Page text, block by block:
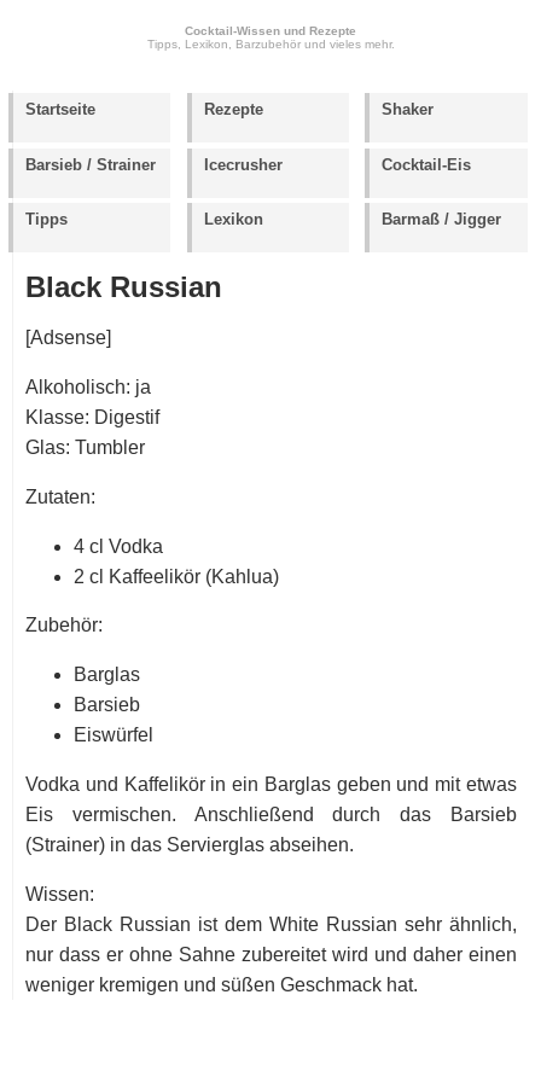
Cocktail-Wissen und Rezepte
Tipps, Lexikon, Barzubehör und vieles mehr.
Startseite Rezepte Shaker
Barsieb / Strainer Icecrusher Cocktail-Eis
Tipps Lexikon Barmaß / Jigger
Black Russian
[Adsense]
Alkoholisch: ja
Klasse: Digestif
Glas: Tumbler
Zutaten:
4 cl Vodka
2 cl Kaffeelikör (Kahlua)
Zubehör:
Barglas
Barsieb
Eiswürfel
Vodka und Kaffelikör in ein Barglas geben und mit etwas
Eis vermischen. Anschließend durch das Barsieb
(Strainer) in das Servierglas abseihen.
Wissen:
Der Black Russian ist dem White Russian sehr ähnlich,
nur dass er ohne Sahne zubereitet wird und daher einen
weniger kremigen und süßen Geschmack hat.